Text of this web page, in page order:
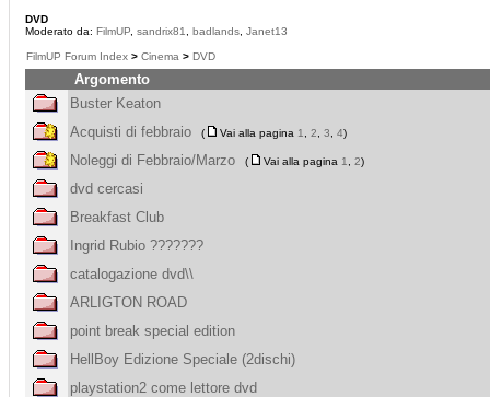
DVD
Moderato da: FilmUP sandrix81 badlands Janet13
FilmUP Forum Index > Cinema > DVD
Argomento
Buster Keaton
Acquisti di febbraio
( Vai alla pagina 1 2 3 4)
Noleggi di Febbraio/Marzo ( Vai alla pagina 1 2)
dvd cercasi
Breakfast Club
Ingrid Rubio ???????
catalogazione dvd\\
ARLIGTON ROAD
point break special edition
HellBoy Edizione Speciale (2dischi)
playstation2 come lettore dvd